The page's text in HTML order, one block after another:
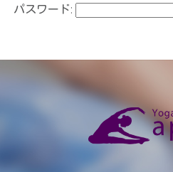
パスワード: